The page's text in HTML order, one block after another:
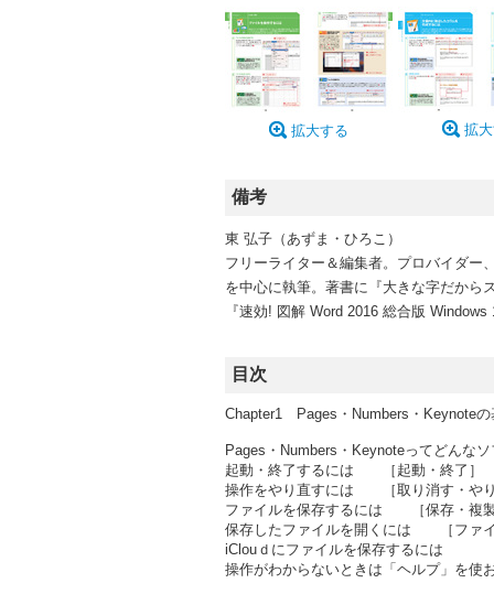
拡大する 拡
備考
東 弘子（あずま・ひろこ）
フリーライター＆編集者。プロバイダー
を中心に執筆。著書に『大きな字だから
『速効! 図解 Word 2016 総合版
目次
Chapter1 Pages・Numbers・Keynoteの
Pages・Numbers・Keynoteってどん
起動・終了するには ［起動・終了］
操作をやり直すには ［取り消す・や
ファイルを保存するには ［保存・複
保存したファイルを開くには ［ファ
iClouｄにファイルを保存するには
操作がわからないときは「ヘルプ」を使